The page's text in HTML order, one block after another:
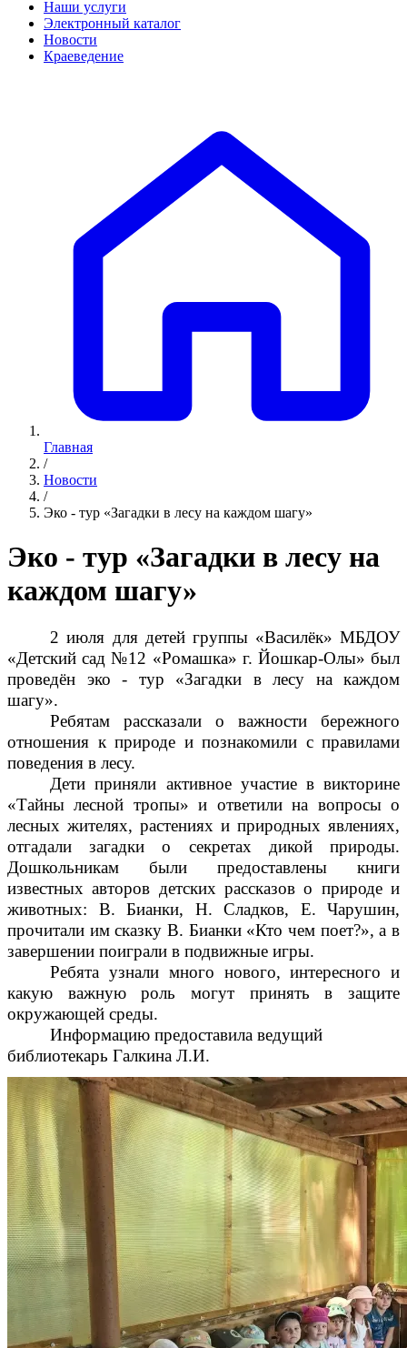
Наши услуги
Электронный каталог
Новости
Краеведение
Главная
/
Новости
/
Эко - тур «Загадки в лесу на каждом шагу»
Эко - тур «Загадки в лесу на
каждом шагу»
2 июля для детей группы «Василёк» МБДОУ
«Детский сад №12 «Ромашка» г. Йошкар-Олы» был
проведён эко - тур «Загадки в лесу на каждом
шагу».
Ребятам рассказали о важности бережного
отношения к природе и познакомили с правилами
поведения в лесу.
Дети приняли активное участие в викторине
«Тайны лесной тропы» и ответили на вопросы о
лесных жителях, растениях и природных явлениях,
отгадали загадки о секретах дикой природы.
Дошкольникам были предоставлены книги
известных авторов детских рассказов о природе и
животных: В. Бианки, Н. Сладков, Е. Чарушин,
прочитали им сказку В. Бианки «Кто чем поет?», а в
завершении поиграли в подвижные игры.
Ребята узнали много нового, интересного и
какую важную роль могут принять в защите
окружающей среды.
Информацию предоставила ведущий
библиотекарь Галкина Л.И.